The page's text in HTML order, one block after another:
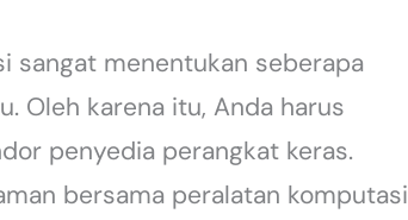
sangat menentukan seberapa
Oleh karena itu, Anda harus
penyedia perangkat keras.
bersama peralatan komputasi